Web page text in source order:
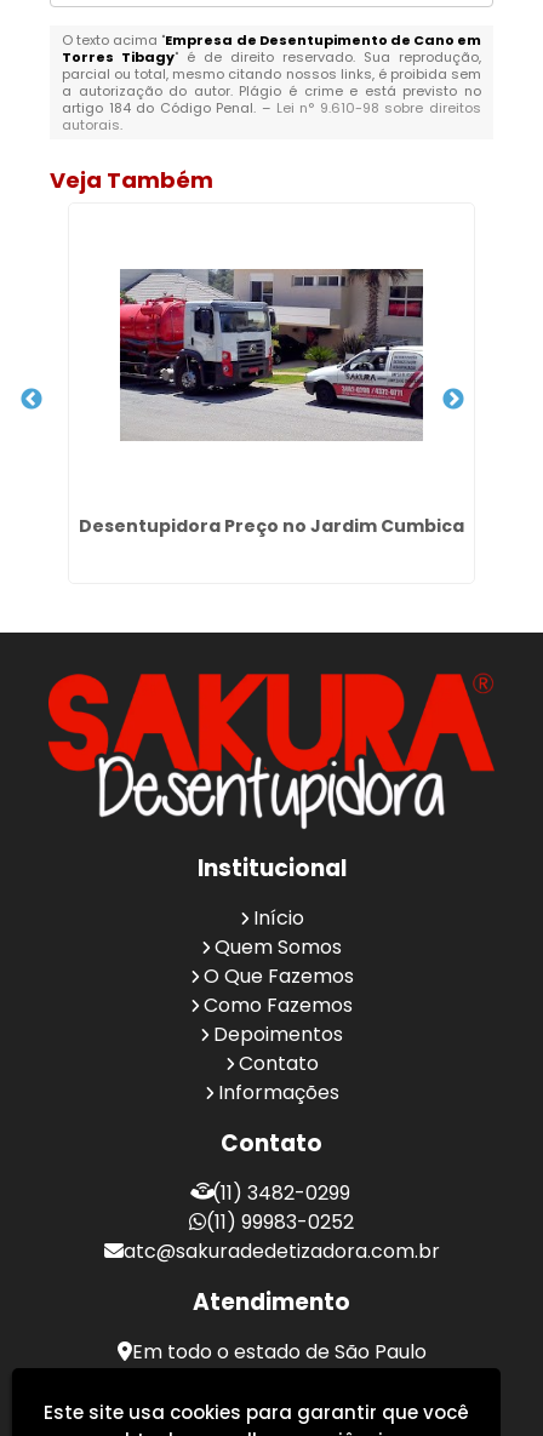
O texto acima "Empresa de Desentupimento de Cano em
Torres Tibagy" é de direito reservado. Sua reprodução,
parcial ou total, mesmo citando nossos links, é proibida sem
a autorização do autor. Plágio é crime e está previsto no
artigo 184 do Código Penal. – Lei n° 9.610-98 sobre direitos
autorais.
Veja Também
Desentupidora Preço no Jardim Cumbica
Institucional
Início
Quem Somos
O Que Fazemos
Como Fazemos
Depoimentos
Contato
Informações
Contato
(11) 3482-0299
(11) 99983-0252
atc@sakuradedetizadora.com.br
Atendimento
Em todo o estado de São Paulo
Este site usa cookies para garantir que você